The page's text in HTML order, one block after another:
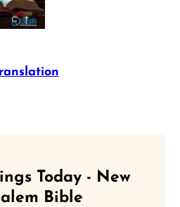
Today - New
Bible